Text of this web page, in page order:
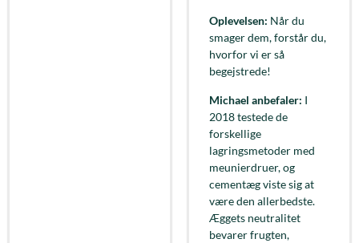
Oplevelsen: Når du
smager dem, forstår du,
hvorfor vi er så
begejstrede!
Michael anbefaler: I
2018 testede de
forskellige
lagringsmetoder med
meunierdruer, og
cementæg viste sig at
være den allerbedste.
Æggets neutralitet
bevarer frugten,